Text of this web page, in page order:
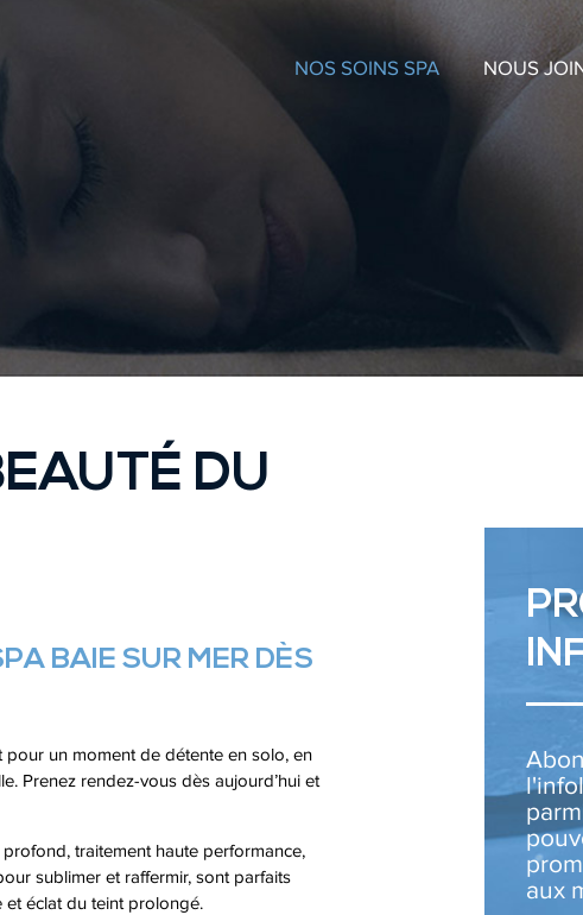
NOS SOINS SPA NOUS
DU
BAIE SUR MER DÈS
un moment de détente en solo, en
Prenez rendez-vous dès aujourd’hui et
traitement haute performance,
sublimer et raffermir, sont parfaits
éclat du teint prolongé.
aux